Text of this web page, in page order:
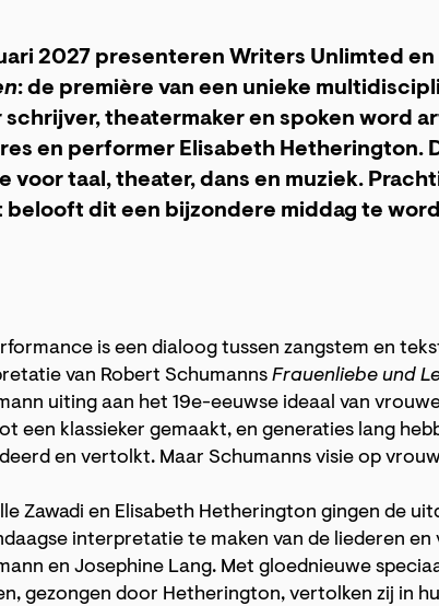
2027 presenteren Writers Unlimted en
: de première van een unieke
theatermaker en spoken word
en performer Elisabeth Hetherington.
voor taal, theater, dans en muziek.
belooft dit een bijzondere middag te
is een dialoog tussen zangstem en
van Robert Schumanns Frauenliebe und
uiting aan het 19e-eeuwse ideaal van
een klassieker gemaakt, en generaties lang
en vertolkt. Maar Schumanns visie op
Zawadi en Elisabeth Hetherington gingen de
interpretatie te maken van de liederen
en Josephine Lang. Met gloednieuwe
gezongen door Hetherington, vertolken zij in